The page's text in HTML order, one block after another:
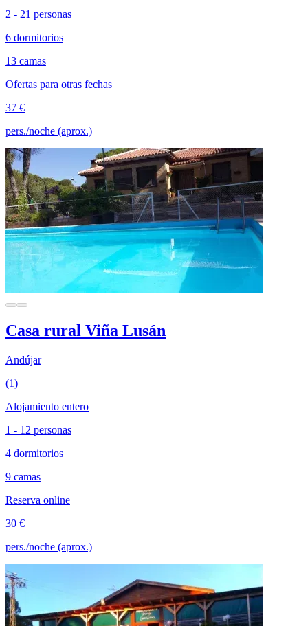
2 - 21 personas
6 dormitorios
13 camas
Ofertas para otras fechas
37 €
pers./noche (aprox.)
Casa rural Viña Lusán
Andújar
(1)
Alojamiento entero
1 - 12 personas
4 dormitorios
9 camas
Reserva online
30 €
pers./noche (aprox.)